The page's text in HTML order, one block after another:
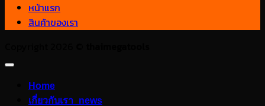
หน้าแรก
สินค้าของเรา
Home
เกี่ยวกับเรา_news